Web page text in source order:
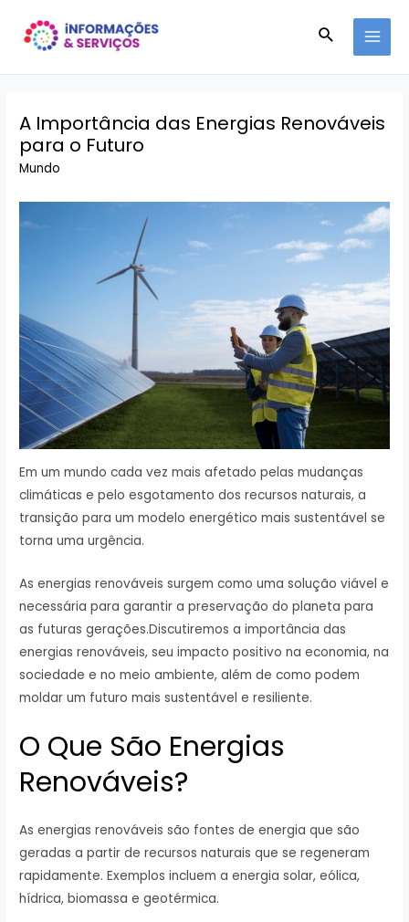
para
Pesquisar
A Importância das Energias Renováveis
​​para o Futuro
Mundo
Em um mundo cada vez mais afetado pelas mudanças
climáticas e pelo esgotamento dos recursos naturais, a
transição para um modelo energético mais sustentável se
torna uma urgência.
As energias renováveis surgem como uma solução viável e
necessária para garantir a preservação do planeta para
as futuras gerações.Discutiremos a importância das
energias renováveis, seu impacto positivo na economia, na
sociedade e no meio ambiente, além de como podem
moldar um futuro mais sustentável e resiliente.
O Que São Energias
Renováveis?
As energias renováveis são fontes de energia que são
geradas a partir de recursos naturais que se regeneram
rapidamente. Exemplos incluem a energia solar, eólica,
hídrica, biomassa e geotérmica.